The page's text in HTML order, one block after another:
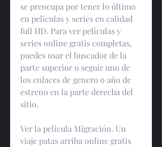
se preocupa por tener lo último
en peliculas y series en calidad
full HD. Para ver películas y
series online gratis completas,
puedes usar el buscador de la
parte superior o seguir uno de
los enlaces de genero o año de
estreno en la parte derecha del
sitio.
Ver la pelicula Migración. Un
viaje patas arriba online gratis